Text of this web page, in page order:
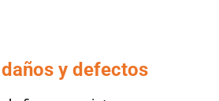
y defectos